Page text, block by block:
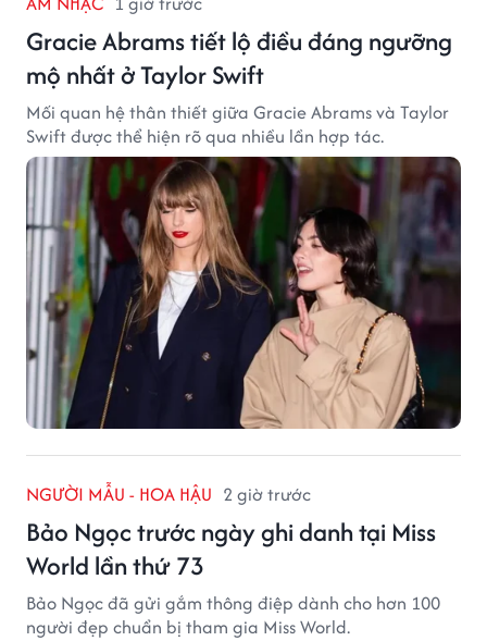
Gracie Abrams tiết lộ điều đáng ngưỡng
mộ nhất ở Taylor Swift
Mối quan hệ thân thiết giữa Gracie Abrams và Taylor
Swift được thể hiện rõ qua nhiều lần hợp tác.
NGƯỜI MẪU - HOA HẬU 2 giờ trước
Bảo Ngọc trước ngày ghi danh tại Miss
World lần thứ 73
Bảo Ngọc đã gửi gắm thông điệp dành cho hơn 100
người đẹp chuẩn bị tham gia Miss World.